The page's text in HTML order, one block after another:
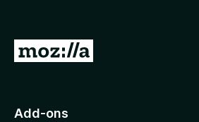
G
o
Add-ons